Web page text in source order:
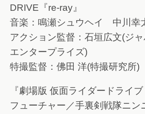
DRIVE『re-ray』
音楽：鳴瀬シュウヘイ 中川幸
アクション監督：石垣広文(ジ
エンタープライズ)
特撮監督：佛田 洋(特撮研究所)
『劇場版 仮面ライダードライ
フューチャー／手裏剣戦隊ニン